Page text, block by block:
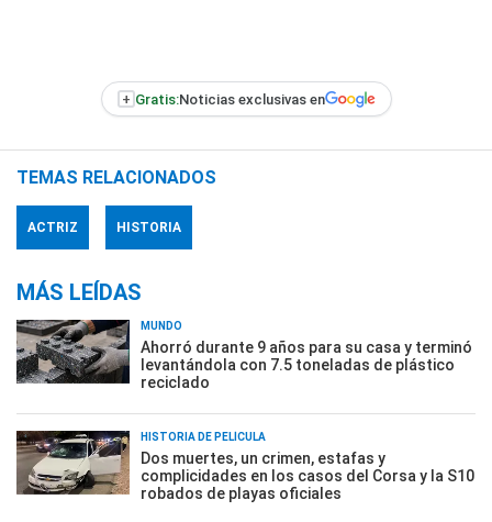
+ Gratis:Noticias exclusivas en
TEMAS RELACIONADOS
ACTRIZ HISTORIA
MÁS LEÍDAS
MUNDO
Ahorró durante 9 años para su casa y terminó
levantándola con 7.5 toneladas de plástico
reciclado
HISTORIA DE PELÍCULA
Dos muertes, un crimen, estafas y
complicidades en los casos del Corsa y la S10
robados de playas oficiales